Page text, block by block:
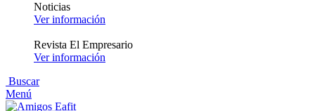
Noticias
Ver información
Revista El Empresario
Ver información
Buscar
Menú